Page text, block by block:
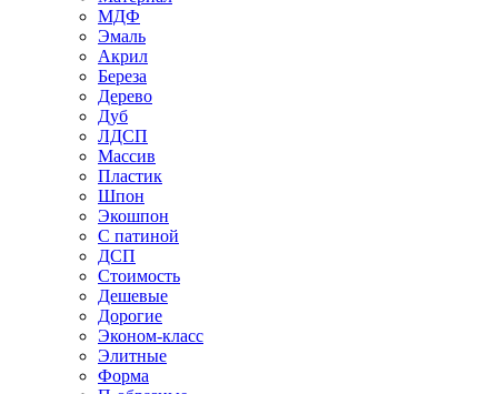
МДФ
Эмаль
Акрил
Береза
Дерево
Дуб
ЛДСП
Массив
Пластик
Шпон
Экошпон
С патиной
ДСП
Стоимость
Дешевые
Дорогие
Эконом-класс
Элитные
Форма